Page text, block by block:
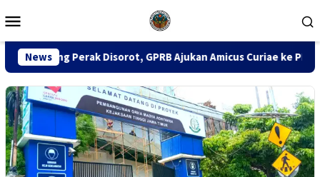
ke
Mobile
NewsGPRB Ajukan Amicus Curiae ke PN Tipikor Surabaya